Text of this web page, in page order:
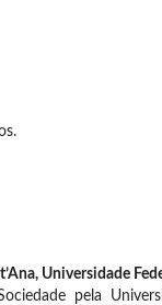
Universidade
pela